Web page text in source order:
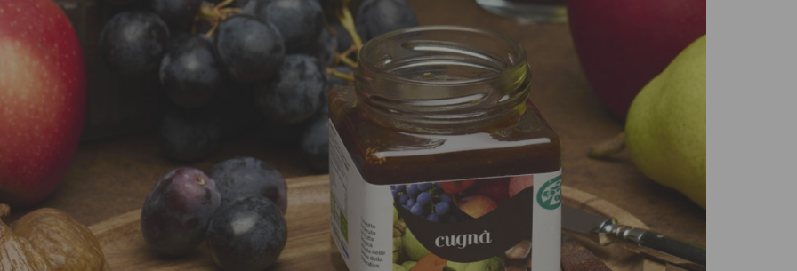
senza
Bevande e succhi di
frutta
Té e tisane biologiche
Frutta secca e legumi
Frutta secca biologica
Legumi bio
Birre, vini e liquori
Birre artigianali
Liquori e distillati artigianali